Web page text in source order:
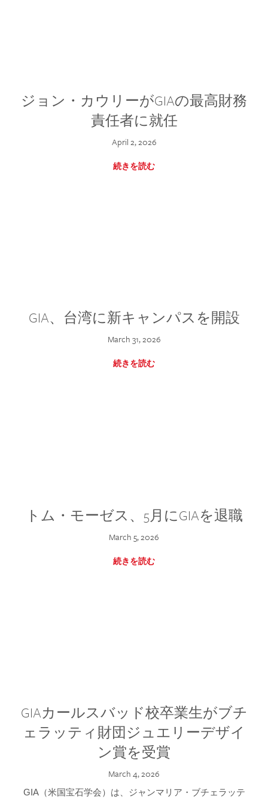
ジョン・カウリーがGIAの最高財務
責任者に就任
April 2, 2026
続きを読む
GIA、台湾に新キャンパスを開設
March 31, 2026
続きを読む
トム・モーゼス、5月にGIAを退職
March 5, 2026
続きを読む
GIAカールスバッド校卒業生がブチ
ェラッティ財団ジュエリーデザイ
ン賞を受賞
March 4, 2026
GIA（米国宝石学会）は、ジャンマリア・ブチェラッテ